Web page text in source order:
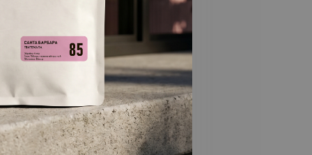
пароля.